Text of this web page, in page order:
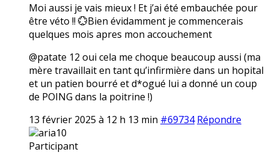
Moi aussi je vais mieux ! Et j’ai été embauchée pour
être véto !! 💮Bien évidamment je commencerais
quelques mois apres mon accouchement
@patate 12 oui cela me choque beaucoup aussi (ma
mère travaillait en tant qu’infirmière dans un hopital
et un patien bourré et d*ogué lui a donné un coup
de POING dans la poitrine !)
13 février 2025 à 12 h 13 min #69734 Répondre
aria10
Participant